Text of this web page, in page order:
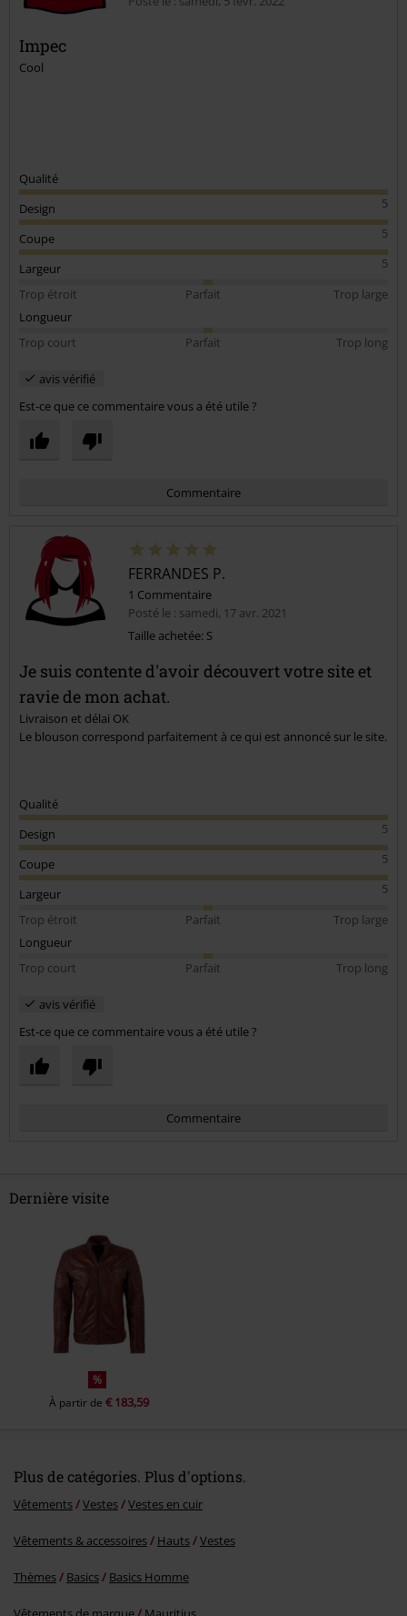
Envoyer le commentaire
Impec
Cool
Qualité
5
Design
5
Coupe
5
Largeur
Trop étroit
Parfait
Trop large
Longueur
Trop court
Parfait Trop long
avis vérifié
Est-ce que ce commentaire vous a été utile ?
Commentaire
Envoyer le commentaire
FERRANDES P.
1 Commentaire
Posté le : samedi, 17 avr. 2021
Taille achetée: S
Je suis contente d'avoir découvert votre site et
ravie de mon achat.
Livraison et délai OK
Le blouson correspond parfaitement à ce qui est annoncé sur le site.
Qualité
5
Design
5
Coupe
5
Largeur
Trop étroit
Parfait
Trop large
Longueur
Trop court
Parfait Trop long
avis vérifié
Est-ce que ce commentaire vous a été utile ?
Commentaire
Envoyer le commentaire
Dernière visite
%
À partir de € 183,59
Plus de catégories. Plus d'options.
Vêtements Vestes Vestes en cuir
Vêtements & accessoires Hauts Vestes
Thèmes Basics Basics Homme